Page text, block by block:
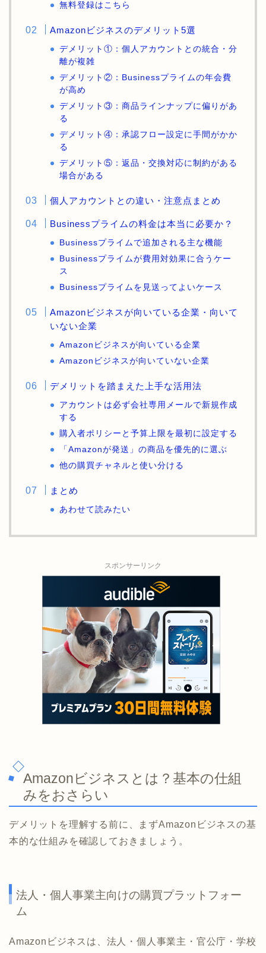
無料登録はこちら
Amazonビジネスのデメリット5選
デメリット①：個人アカウントとの統合・分
離が複雑
デメリット②：Businessプライムの年会費
が高め
デメリット③：商品ラインナップに偏りがあ
る
デメリット④：承認フロー設定に手間がかか
る
デメリット⑤：返品・交換対応に制約がある
場合がある
個人アカウントとの違い・注意点まとめ
Businessプライムの料金は本当に必要か？
Businessプライムで追加される主な機能
Businessプライムが費用対効果に合うケー
ス
Businessプライムを見送ってよいケース
Amazonビジネスが向いている企業・向いて
いない企業
Amazonビジネスが向いている企業
Amazonビジネスが向いていない企業
デメリットを踏まえた上手な活用法
アカウントは必ず会社専用メールで新規作成
する
購入者ポリシーと予算上限を最初に設定する
「Amazonが発送」の商品を優先的に選ぶ
他の購買チャネルと使い分ける
まとめ
あわせて読みたい
スポンサーリンク
Amazonビジネスとは？基本の仕組
みをおさらい
デメリットを理解する前に、まずAmazonビジネスの基
本的な仕組みを確認しておきましょう。
法人・個人事業主向けの購買プラットフォー
ム
Amazonビジネスは、法人・個人事業主・官公庁・学校